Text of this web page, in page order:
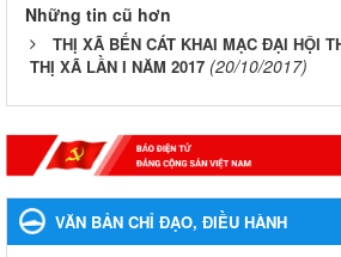
Những tin cũ hơn
THỊ XÃ BẾN CÁT KHAI MẠC ĐẠI HỘI
THỊ XÃ LẦN I NĂM 2017 (20/10/2017)
VĂN BẢN CHỈ ĐẠO, ĐIỀU HÀNH